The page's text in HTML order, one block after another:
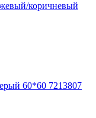
коричневый
60*60 7213807